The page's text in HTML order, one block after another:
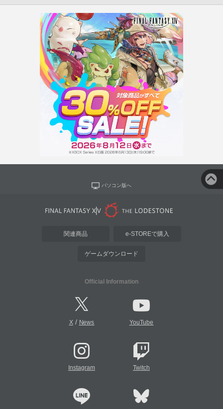
パソコン版へ
関連商品 e-STOREで購入
ゲームダウンロード
Official Information
X/ News YouTube
Instagram Twitch